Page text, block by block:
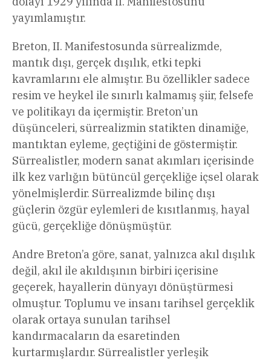
yayımlamıştır.
Breton, II. Manifestosunda sürrealizmde,
mantık dışı, gerçek dışılık, etki tepki
kavramlarını ele almıştır. Bu özellikler sadece
resim ve heykel ile sınırlı kalmamış şiir, felsefe
ve politikayı da içermiştir. Breton’un
düşünceleri, sürrealizmin statikten dinamiğe,
mantıktan eyleme, geçtiğini de göstermiştir.
Sürrealistler, modern sanat akımları içerisinde
ilk kez varlığın bütüncül gerçekliğe içsel olarak
yönelmişlerdir. Sürrealizmde bilinç dışı
güçlerin özgür eylemleri de kısıtlanmış, hayal
gücü, gerçekliğe dönüşmüştür.
Andre Breton’a göre, sanat, yalnızca akıl dışılık
değil, akıl ile akıldışının birbiri içerisine
geçerek, hayallerin dünyayı dönüştürmesi
olmuştur. Toplumu ve insanı tarihsel gerçeklik
olarak ortaya sunulan tarihsel
kandırmacaların da esaretinden
kurtarmışlardır. Sürrealistler yerleşik